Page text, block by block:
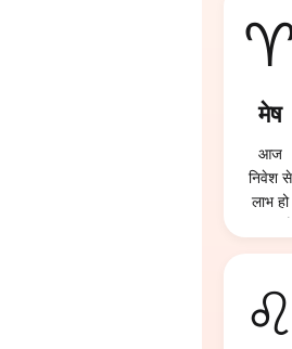
मेष
आज
निवेश से
लाभ हो
♌